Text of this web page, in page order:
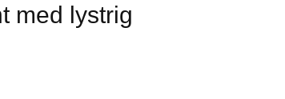
med lystrig